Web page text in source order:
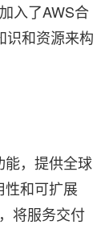
入了AWS合
识和资源来构
能，提供全球
性和可扩展
将服务交付